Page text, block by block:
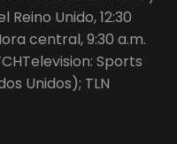
Reino Unido, 12:30
central, 9:30 a.m.
Sports
Unidos); TLN